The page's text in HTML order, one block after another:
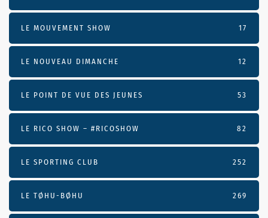
LE MOUVEMENT SHOW 17
LE NOUVEAU DIMANCHE 12
LE POINT DE VUE DES JEUNES 53
LE RICO SHOW – #RICOSHOW 82
LE SPORTING CLUB 252
LE TØHU-BØHU 269